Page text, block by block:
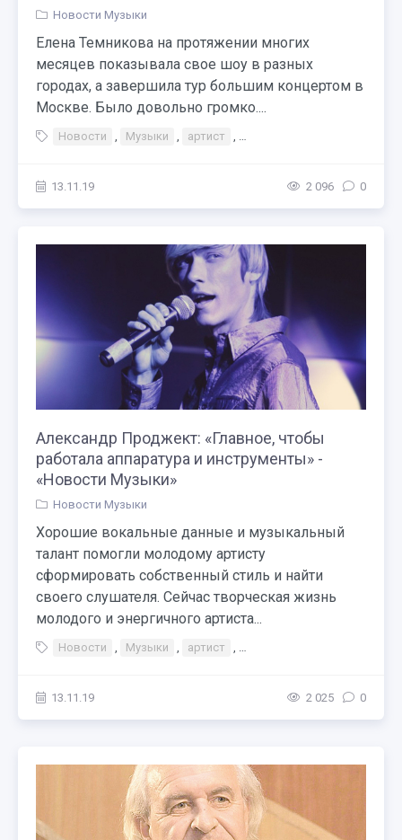
Новости Музыки
Елена Темникова на протяжении многих
месяцев показывала свое шоу в разных
городах, а завершила тур большим концертом в
Москве. Было довольно громко....
Новости , Музыки , артист , Тэги Концерт Премия
13.11.19 2 096 0
Александр Проджект: «Главное, чтобы
работала аппаратура и инструменты» -
«Новости Музыки»
Новости Музыки
Хорошие вокальные данные и музыкальный
талант помогли молодому артисту
сформировать собственный стиль и найти
своего слушателя. Сейчас творческая жизнь
молодого и энергичного артиста...
Новости , Музыки , артист , Места Москва Германия
13.11.19 2 025 0